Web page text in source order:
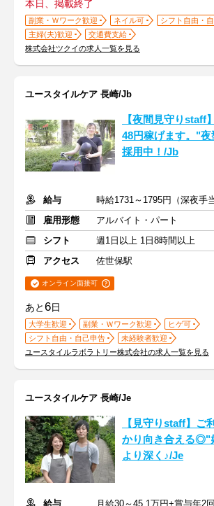
本日、掲載終了
副業・Ｗワーク歓迎 ネイル可
シフト自由・
主婦(夫)歓迎
交通費支給
株式会社ツクイの求人一覧を見る
ユースタイルケア 長崎/Jb
【夜間見守りstaff
48円稼げます。"
採用中！/Jb
給与
雇用形態
アルバイト・パート
シフト
週1日以上 1日8時間以上
アクセス
佐世保駅
オンライン面接可
あと6日
大学生歓迎 副業・Ｗワーク歓迎
ヒゲ可
シフト自由・自己申告
未経験者歓迎
ユースタイルラボラトリー株式会社の求人一覧を見る
ユースタイルケア 長崎/Je
【見守りstaff】ご
かり向き合える◎"
より深く♪/Je
給与